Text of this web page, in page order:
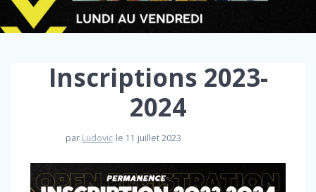
Inscriptions 2023-
2024
par Ludovic le 11 juillet 2023